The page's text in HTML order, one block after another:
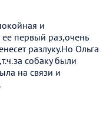
и
первый раз,очень
разлуку.Но Ольга
собаку были
на связи и